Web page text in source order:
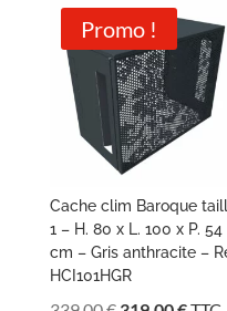
Promo !
Cache clim Baroque
1 – H. 80 x L. 100 x P. 54
cm – Gris anthracite –
HCI101HGR